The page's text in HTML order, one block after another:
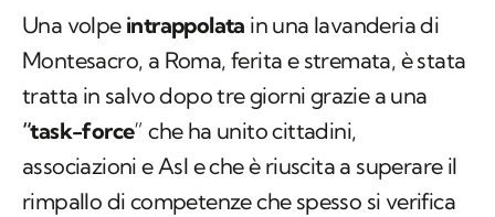
Una volpeintrappolata in una lavanderia di
Montesacro, a Roma, ferita e stremata, è stata
tratta in salvo dopo tre giorni grazie a una
“task-force” che ha unito cittadini,
associazioni e Asl e che è riuscita a superare il
rimpallo di competenze che spesso si verifica